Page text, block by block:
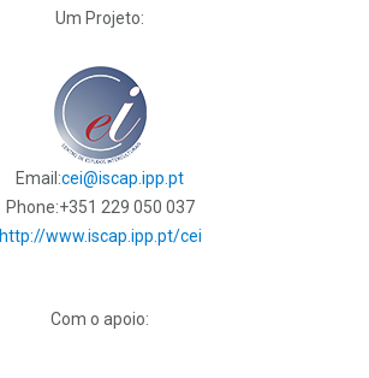
Um Projeto:
Email:cei@iscap.ipp.pt
Phone:+351 229 050 037
http://www.iscap.ipp.pt/cei
Com o apoio: